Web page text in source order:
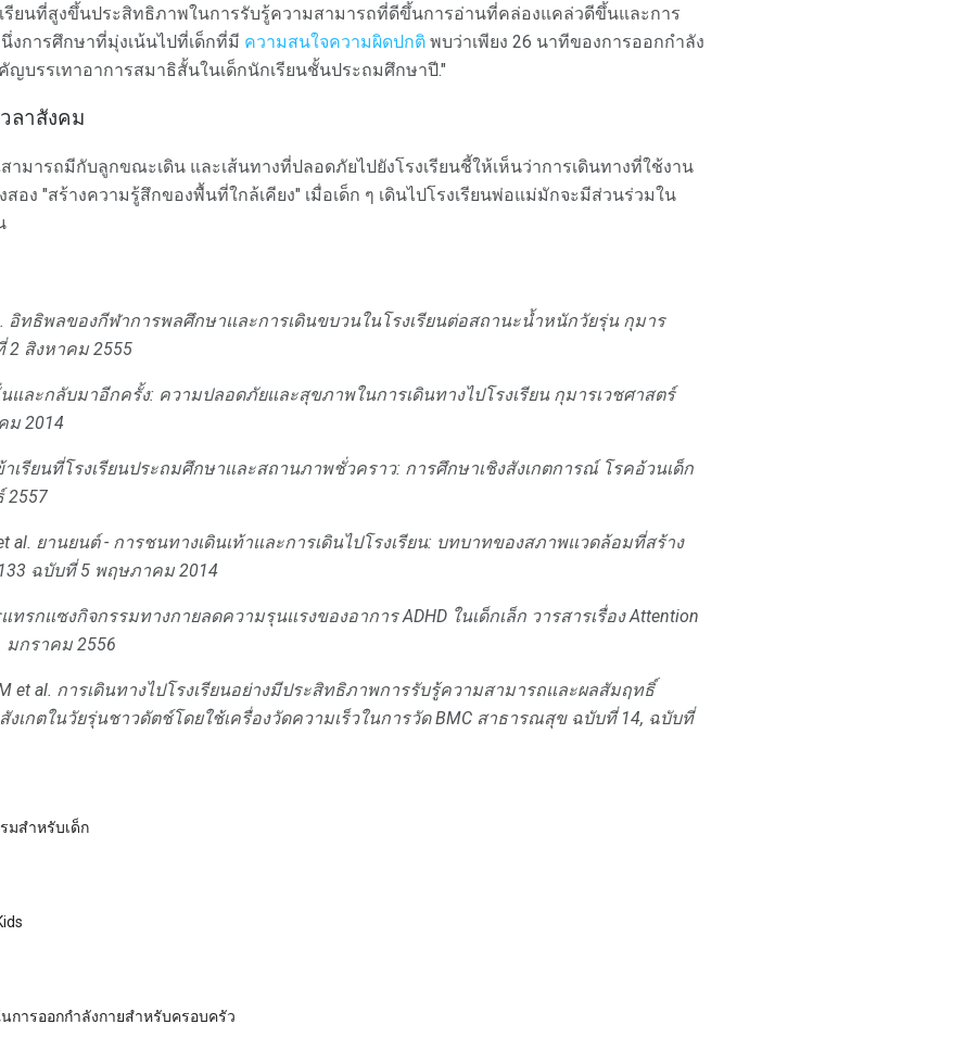
รียนที่สูงขึ้นประสิทธิภาพในการรับรู้ความสามารถที่ดีขึ้นการอ่านที่คล่องแคล่วดีขึ้นและการ
การศึกษาที่มุ่งเน้นไปที่เด็กที่มี ความสนใจความผิดปกติ พบว่าเพียง 26 นาทีของการออกกำลัง
ญบรรเทาอาการสมาธิสั้นในเด็กนักเรียนชั้นประถมศึกษาปี."
ลาสังคม
ารถมีกับลูกขณะเดิน และเส้นทางที่ปลอดภัยไปยังโรงเรียนชี้ให้เห็นว่าการเดินทางที่ใช้งาน
อง "สร้างความรู้สึกของพื้นที่ใกล้เคียง" เมื่อเด็ก ๆ เดินไปโรงเรียนพ่อแม่มักจะมีส่วนร่วมใน
อิทธิพลของกีฬาการพลศึกษาและการเดินขบวนในโรงเรียนต่อสถานะน้ำหนักวัยรุ่น กุมาร
สิงหาคม 2555
นและกลับมาอีกครั้ง: ความปลอดภัยและสุขภาพในการเดินทางไปโรงเรียน กุมารเวชศาสตร์
ม 2014
าเรียนที่โรงเรียนประถมศึกษาและสถานภาพชั่วคราว: การศึกษาเชิงสังเกตการณ์ โรคอ้วนเด็ก
2557
al. ยานยนต์ - การชนทางเดินเท้าและการเดินไปโรงเรียน: บทบาทของสภาพแวดล้อมที่สร้าง
ฉบับที่ 5 พฤษภาคม 2014
แทรกแซงกิจกรรมทางกายลดความรุนแรงของอาการ ADHD ในเด็กเล็ก วารสารเรื่อง Attention
มกราคม 2556
et al. การเดินทางไปโรงเรียนอย่างมีประสิทธิภาพการรับรู้ความสามารถและผลสัมฤทธิ์
งเกตในวัยรุ่นชาวดัตช์โดยใช้เครื่องวัดความเร็วในการวัด BMC สาธารณสุขฉบับที่ 14, ฉบับที่
มสำหรับเด็ก
การออกกำลังกายสำหรับครอบครัว